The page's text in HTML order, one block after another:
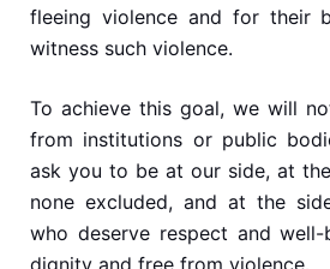
fleeing violence and for their
witness such violence.
To achieve this goal, we will
from institutions or public
ask you to be at our side, at
none excluded, and at the
who deserve respect and